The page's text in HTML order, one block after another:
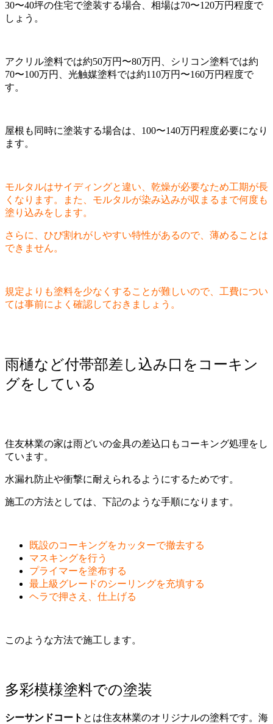
30〜40坪の住宅で塗装する場合、相場は70〜120万円程度で
しょう。
アクリル塗料では約50万円〜80万円、シリコン塗料では約
70〜100万円、光触媒塗料では約110万円〜160万円程度で
す。
屋根も同時に塗装する場合は、100〜140万円程度必要になり
ます。
モルタルはサイディングと違い、乾燥が必要なため工期が長
くなります。また、モルタルが染み込みが収まるまで何度も
塗り込みをします。
さらに、ひび割れがしやすい特性があるので、薄めることは
できません。
規定よりも塗料を少なくすることが難しいので、工費につい
ては事前によく確認しておきましょう。
雨樋など付帯部差し込み口をコーキン
グをしている
住友林業の家は雨どいの金具の差込口もコーキング処理をし
ています。
水漏れ防止や衝撃に耐えられるようにするためです。
施工の方法としては、下記のような手順になります。
既設のコーキングをカッターで撤去する
マスキングを行う
プライマーを塗布する
最上級グレードのシーリングを充填する
ヘラで押さえ、仕上げる
このような方法で施工します。
多彩模様塗料での塗装
シーサンドコート とは住友林業のオリジナルの塗料です。海